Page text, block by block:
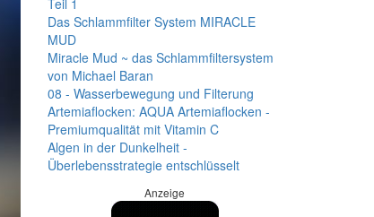
Teil 1
Das Schlammfilter System MIRACLE
MUD
Miracle Mud ~ das Schlammfiltersystem
von Michael Baran
08 - Wasserbewegung und Filterung
Artemiaflocken: AQUA Artemiaflocken -
Premiumqualität mit Vitamin C
Algen in der Dunkelheit -
Überlebensstrategie entschlüsselt
Anzeige